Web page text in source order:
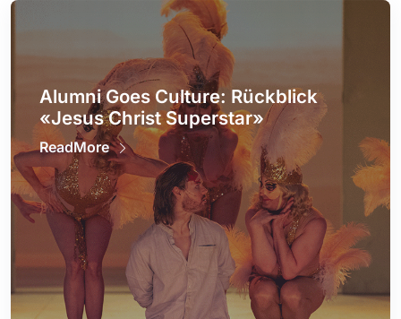
Alumni Goes Culture: Rückblick
«Jesus Christ Superstar»
ReadMore